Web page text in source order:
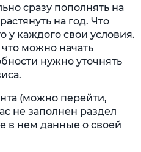
сразу пополнять на
на год. Что
у каждого свои условия.
можно начать
нужно уточнять
(можно перейти,
не заполнен раздел
в нем данные о своей